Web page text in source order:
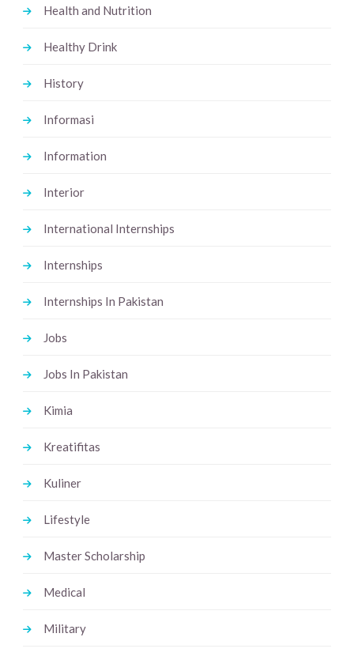
Health and Nutrition
Healthy Drink
History
Informasi
Information
Interior
International Internships
Internships
Internships In Pakistan
Jobs
Jobs In Pakistan
Kimia
Kreatifitas
Kuliner
Lifestyle
Master Scholarship
Medical
Military